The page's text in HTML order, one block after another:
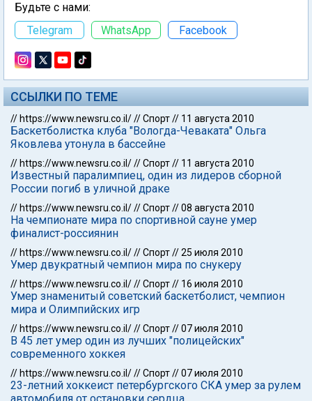
Будьте с нами:
Telegram
WhatsApp Facebook
ССЫЛКИ ПО ТЕМЕ
// https://www.newsru.co.il///Спорт// 11 августа 2010
Баскетболистка клуба "Вологда-Чеваката" Ольга
Яковлева утонула в бассейне
// https://www.newsru.co.il///Спорт// 11 августа 2010
Известный паралимпиец, один из лидеров сборной
России погиб в уличной драке
// https://www.newsru.co.il///Спорт//08 августа 2010
На чемпионате мира по спортивной сауне умер
финалист-россиянин
// https://www.newsru.co.il///Спорт//25 июля 2010
Умер двукратный чемпион мира по снукеру
// https://www.newsru.co.il///Спорт// 16 июля 2010
Умер знаменитый советский баскетболист, чемпион
мира и Олимпийских игр
// https://www.newsru.co.il///Спорт//07 июля 2010
В 45 лет умер один из лучших "полицейских"
современного хоккея
// https://www.newsru.co.il///Спорт//07 июля 2010
23-летний хоккеист петербургского СКА умер за рулем